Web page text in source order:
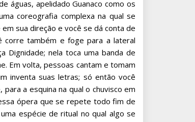
águas, apelidado Guanaco como os
coreografia complexa na qual se
sua direção e você se dá conta de
corre também e foge para a lateral
Dignidade; nela toca uma banda de
Em volta, pessoas cantam e tomam
inventa suas letras; só então você
a esquina na qual o chuvisco em
ópera que se repete todo fim de
espécie de ritual no qual algo se